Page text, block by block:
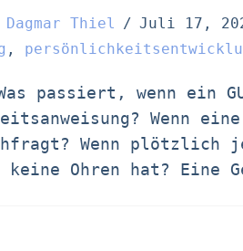
Dagmar Thiel
Juli 17,
,
passiert, wenn ein
Wenn
Wenn plötzlich
keine Ohren hat? Eine